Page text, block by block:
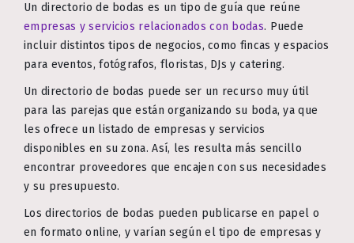
Un directorio de bodas es un tipo de guía que reúne
empresas y servicios relacionados con bodas. Puede
incluir distintos tipos de negocios, como fincas y espacios
para eventos, fotógrafos, floristas, DJs y catering.
Un directorio de bodas puede ser un recurso muy útil
para las parejas que están organizando su boda, ya que
les ofrece un listado de empresas y servicios
disponibles en su zona. Así, les resulta más sencillo
encontrar proveedores que encajen con sus necesidades
y su presupuesto.
Los directorios de bodas pueden publicarse en papel o
en formato online, y varían según el tipo de empresas y